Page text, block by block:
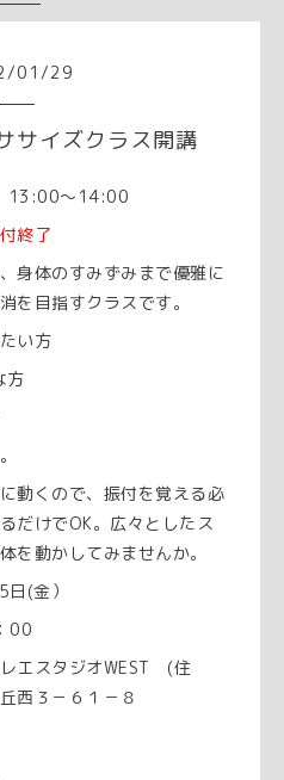
/01 /29
サイズクラス開講
13:00～14:00
終了
身体のすみずみまで優雅に
を目指すクラスです。
い方
方
。
動くので、振付を覚える必
だけでOK。広々としたス
を動かしてみませんか。
(金）
エスタジオWEST (住
西３－６１－８